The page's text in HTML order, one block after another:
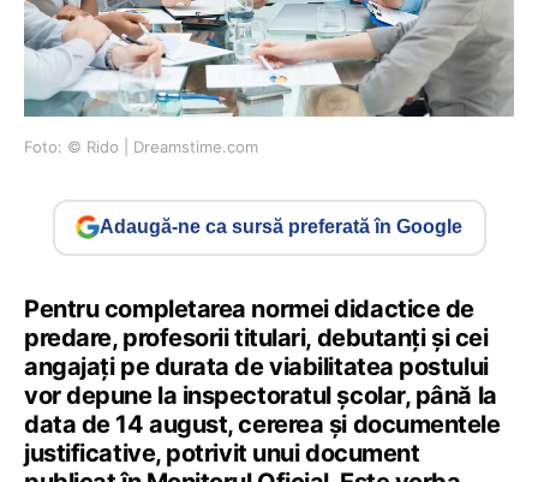
Foto: © Rido | Dreamstime.com
Adaugă-ne ca sursă preferată în Google
Pentru completarea normei didactice de
predare, profesorii titulari, debutanți și cei
angajați pe durata de viabilitatea postului
vor depune la inspectoratul școlar, până la
data de 14 august, cererea și documentele
justificative, potrivit unui document